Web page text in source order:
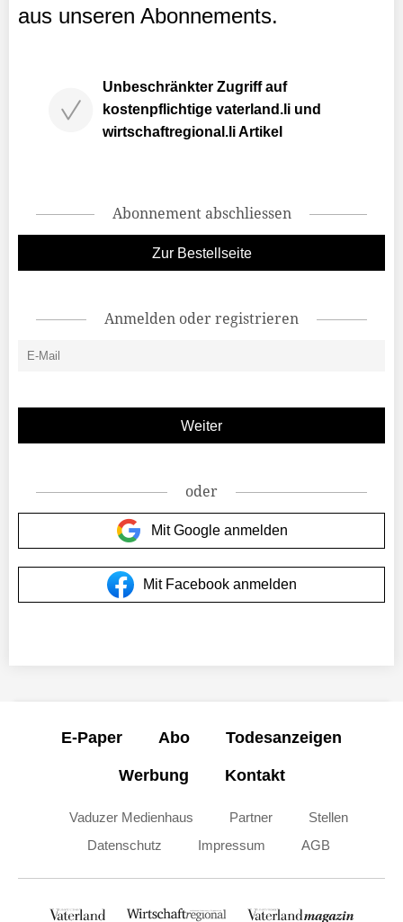
aus unseren Abonnements.
Unbeschränkter Zugriff auf
kostenpflichtige vaterland.li und
wirtschaftregional.li Artikel
Abonnement abschliessen
Zur Bestellseite
Anmelden oder registrieren
oder
Mit Google anmelden
Mit Facebook anmelden
E-Paper Abo Todesanzeigen
Werbung Kontakt
Vaduzer Medienhaus Partner
Stellen
Datenschutz
Impressum AGB